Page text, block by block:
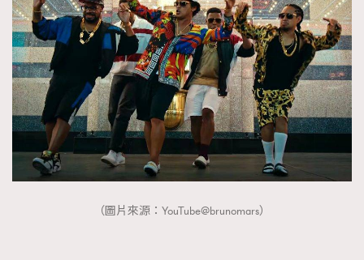
（圖片來源：YouTube@brunomars）